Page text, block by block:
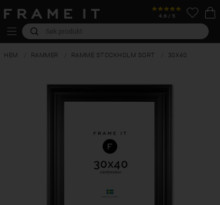
HEM RAMMER RAMME STOCKHOLM SORT 30X40